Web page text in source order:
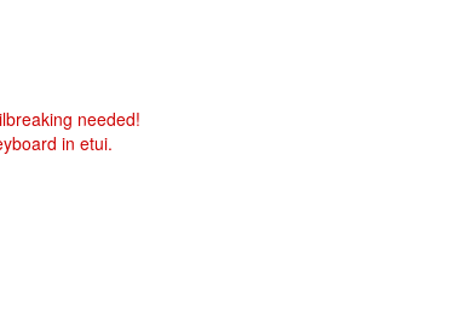
needed!
in etui.